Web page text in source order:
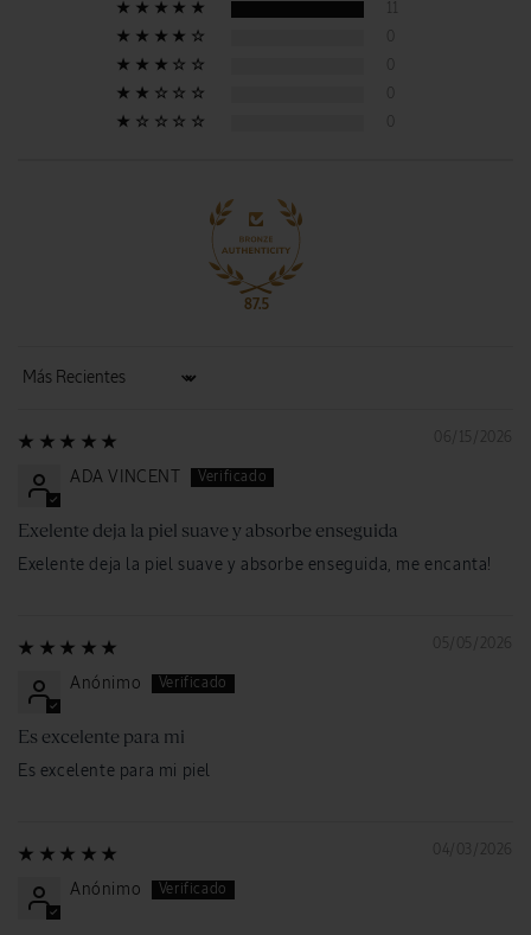
87.5
Sort by
06/15/2026
ADA VINCENT
Exelente deja la piel suave y absorbe enseguida
Exelente deja la piel suave y absorbe enseguida, me encanta!
05/05/2026
Anónimo
Es excelente para mi
Es excelente para mi piel
04/03/2026
Anónimo